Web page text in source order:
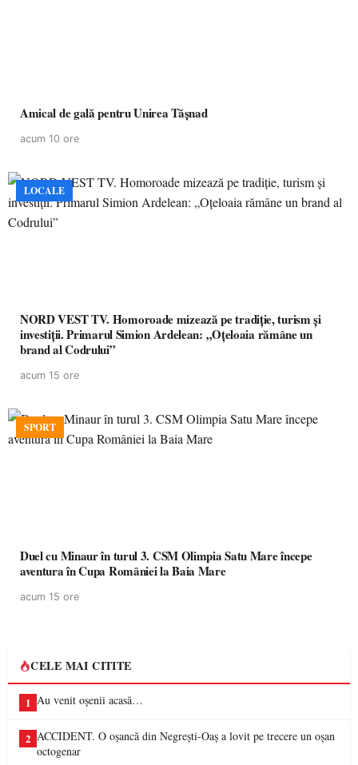
Amical de gală pentru Unirea Tășnad
acum 10 ore
LOCALE
NORD VEST TV. Homoroade mizează pe tradiție, turism și
investiții. Primarul Simion Ardelean: „Oțeloaia rămâne un
brand al Codrului”
acum 15 ore
SPORT
Duel cu Minaur în turul 3. CSM Olimpia Satu Mare începe
aventura în Cupa României la Baia Mare
acum 15 ore
CELE MAI CITITE
1 Au venit oșenii acasă…
2 ACCIDENT. O oșancă din Negrești-Oaș a lovit pe trecere un oșan
octogenar